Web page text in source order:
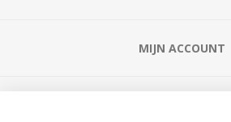
MIJN ACCOUNT